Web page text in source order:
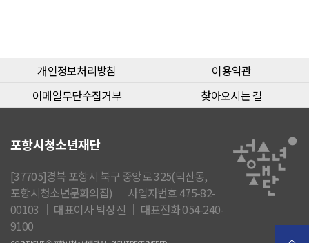
개인정보처리방침
이용약관
이메일무단수집거부
찾아오시는 길
포항시청소년재단
[37705]경북 포항시 북구 중앙로 325(덕산동,
포항시청소년문화의집) │ 사업자번호 475-82-
00103 │ 대표이사 박상진 │ 대표전화 054-240-
9100